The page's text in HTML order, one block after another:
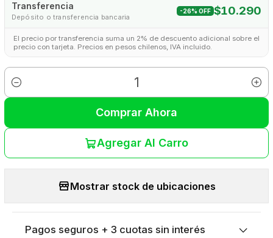
Transferencia
Depósito o transferencia bancaria
-26% OFF $10.290
El precio por transferencia suma un 2% de descuento adicional sobre el
precio con tarjeta. Precios en pesos chilenos, IVA incluido.
Cantidad
Agregar Al Carro
Comprar Ahora
Mostrar stock de ubicaciones
Pagos seguros + 3 cuotas sin interés